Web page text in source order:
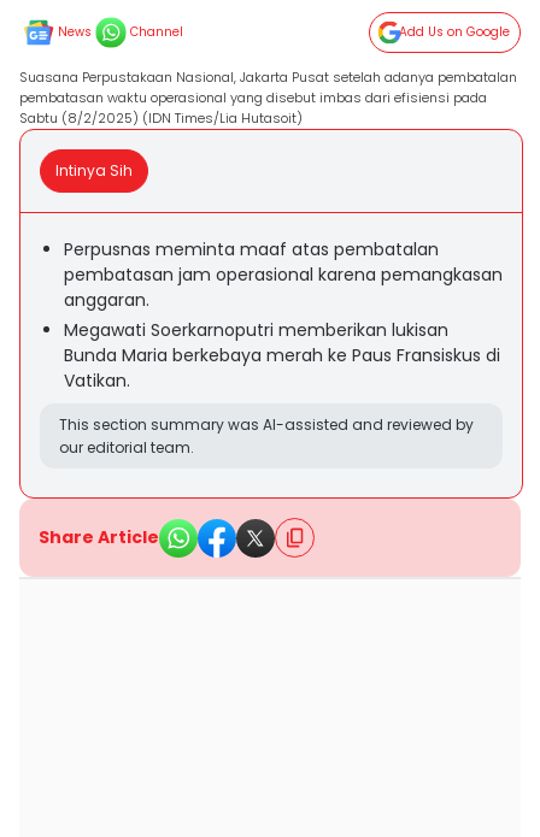
News Channel Add Us on Google
Suasana Perpustakaan Nasional, Jakarta Pusat setelah adanya pembatalan
pembatasan waktu operasional yang disebut imbas dari efisiensi pada
Sabtu (8/2/2025) (IDN Times/Lia Hutasoit)
Intinya Sih
Perpusnas meminta maaf atas pembatalan
pembatasan jam operasional karena pemangkasan
anggaran.
Megawati Soerkarnoputri memberikan lukisan
Bunda Maria berkebaya merah ke Paus Fransiskus di
Vatikan.
This section summary was AI-assisted and reviewed by
our editorial team.
Share Article